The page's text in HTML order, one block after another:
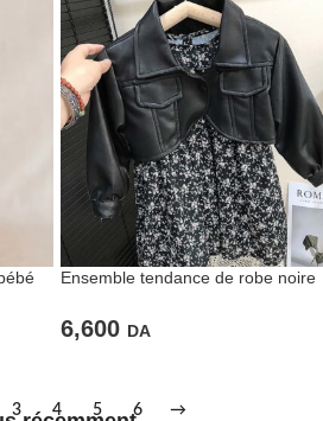
Ensemble tendance de robe noire
6,600 DA
3 4 5 6 →